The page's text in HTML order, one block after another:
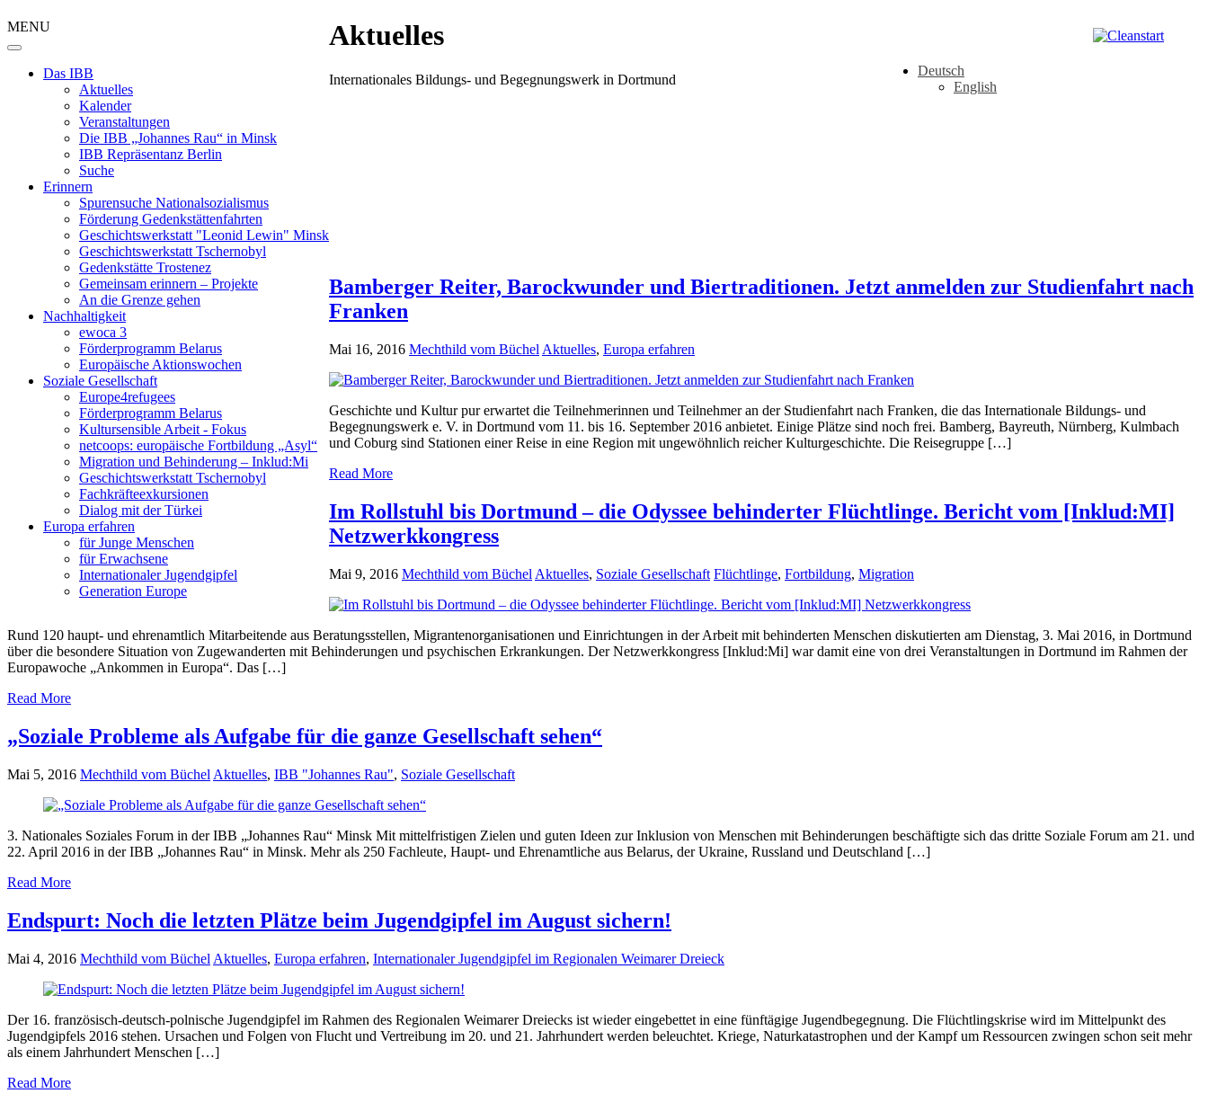
Deutsch
English
MENU
Das IBB
Aktuelles
Kalender
Veranstaltungen
Die IBB „Johannes Rau“ in Minsk
IBB Repräsentanz Berlin
Suche
Erinnern
Spurensuche Nationalsozialismus
Förderung Gedenkstättenfahrten
Geschichtswerkstatt "Leonid Lewin" Minsk
Geschichtswerkstatt Tschernobyl
Gedenkstätte Trostenez
Gemeinsam erinnern – Projekte
An die Grenze gehen
Nachhaltigkeit
ewoca 3
Förderprogramm Belarus
Europäische Aktionswochen
Soziale Gesellschaft
Europe4refugees
Förderprogramm Belarus
Kultursensible Arbeit - Fokus
netcoops: europäische Fortbildung „Asyl“
Migration und Behinderung – Inklud:Mi
Geschichtswerkstatt Tschernobyl
Fachkräfteexkursionen
Dialog mit der Türkei
Europa erfahren
für Junge Menschen
für Erwachsene
Internationaler Jugendgipfel
Generation Europe
Aktuelles
Internationales Bildungs- und Begegnungswerk in Dortmund
Bamberger Reiter, Barockwunder und Biertraditionen. Jetzt anmelden zur Studienfahrt nach
Franken
Mai 16, 2016 Mechthild vom Büchel Aktuelles, Europa erfahren
Geschichte und Kultur pur erwartet die Teilnehmerinnen und Teilnehmer an der Studienfahrt nach Franken, die das Internationale Bildungs- und
Begegnungswerk e. V. in Dortmund vom 11. bis 16. September 2016 anbietet. Einige Plätze sind noch frei. Bamberg, Bayreuth, Nürnberg, Kulmbach
und Coburg sind Stationen einer Reise in eine Region mit ungewöhnlich reicher Kulturgeschichte. Die Reisegruppe […]
Read More
Im Rollstuhl bis Dortmund – die Odyssee behinderter Flüchtlinge. Bericht vom [Inklud:MI]
Netzwerkkongress
Mai 9, 2016 Mechthild vom Büchel Aktuelles, Soziale Gesellschaft Flüchtlinge, Fortbildung, Migration
Rund 120 haupt- und ehrenamtlich Mitarbeitende aus Beratungsstellen, Migrantenorganisationen und Einrichtungen in der Arbeit mit behinderten Menschen diskutierten am Dienstag, 3. Mai 2016, in Dortmund
über die besondere Situation von Zugewanderten mit Behinderungen und psychischen Erkrankungen. Der Netzwerkkongress [Inklud:Mi] war damit eine von drei Veranstaltungen in Dortmund im Rahmen der
Europawoche „Ankommen in Europa“. Das […]
Read More
„Soziale Probleme als Aufgabe für die ganze Gesellschaft sehen“
Mai 5, 2016 Mechthild vom Büchel Aktuelles, IBB "Johannes Rau", Soziale Gesellschaft
3. Nationales Soziales Forum in der IBB „Johannes Rau“ Minsk Mit mittelfristigen Zielen und guten Ideen zur Inklusion von Menschen mit Behinderungen beschäftigte sich das dritte Soziale Forum am 21. und
22. April 2016 in der IBB „Johannes Rau“ in Minsk. Mehr als 250 Fachleute, Haupt- und Ehrenamtliche aus Belarus, der Ukraine, Russland und Deutschland […]
Read More
Endspurt: Noch die letzten Plätze beim Jugendgipfel im August sichern!
Mai 4, 2016 Mechthild vom Büchel Aktuelles, Europa erfahren, Internationaler Jugendgipfel im Regionalen Weimarer Dreieck
Der 16. französisch-deutsch-polnische Jugendgipfel im Rahmen des Regionalen Weimarer Dreiecks ist wieder eingebettet in eine fünftägige Jugendbegegnung. Die Flüchtlingskrise wird im Mittelpunkt des
Jugendgipfels 2016 stehen. Ursachen und Folgen von Flucht und Vertreibung im 20. und 21. Jahrhundert werden beleuchtet. Kriege, Naturkatastrophen und der Kampf um Ressourcen zwingen schon seit mehr
als einem Jahrhundert Menschen […]
Read More